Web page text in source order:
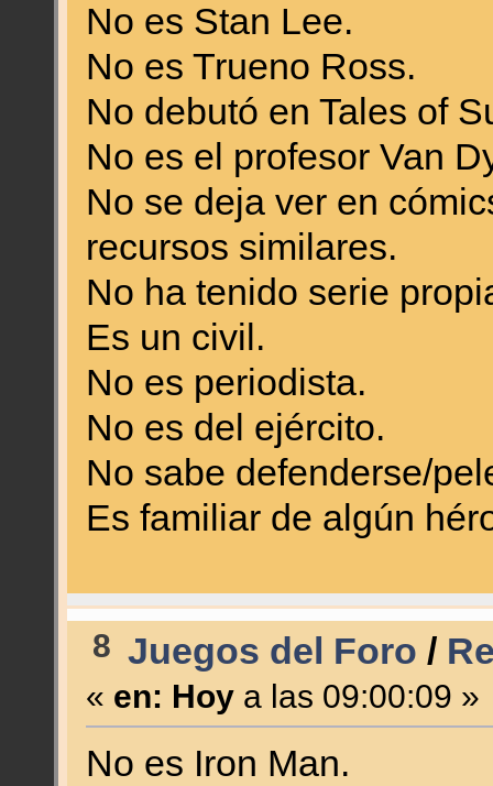
No es Stan Lee.
No es Trueno Ross.
No debutó en Tales of
No es el profesor Van
No se deja ver en
recursos similares.
No ha tenido serie
Es un civil.
No es periodista.
No es del ejército.
No sabe defenderse/
Es familiar de algún
8 Juegos del Foro /
« en: Hoya las 09:00:09 »
No es Iron Man.